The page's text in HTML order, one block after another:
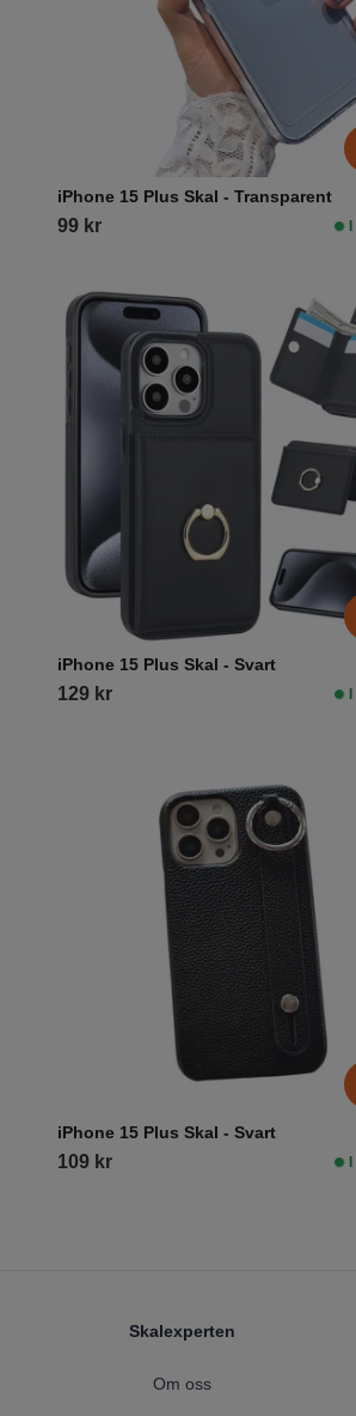
iPhone 15 Plus Skal - Transparent
99 kr
iPhone 15 Plus Skal - Svart
129 kr
iPhone 15 Plus Skal - Svart
109 kr
Skalexperten
Om oss